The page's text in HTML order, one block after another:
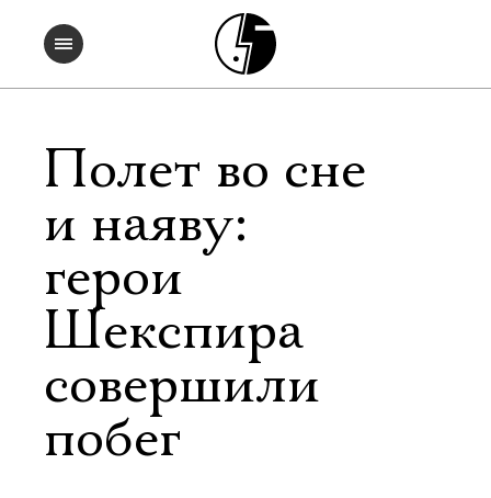
Полет во сне
и наяву:
герои
Шекспира
совершили
побег